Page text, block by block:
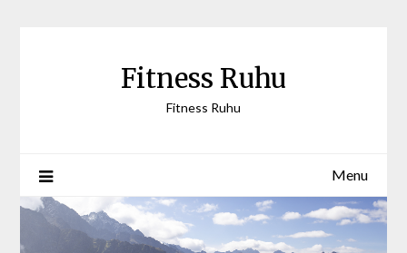
Fitness Ruhu
Fitness Ruhu
Menu